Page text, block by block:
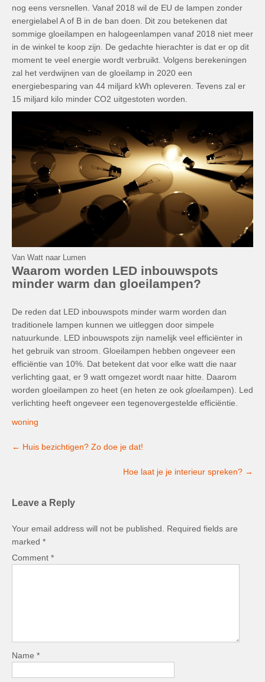
nog eens versnellen. Vanaf 2018 wil de EU de lampen zonder
energielabel A of B in de ban doen. Dit zou betekenen dat
sommige gloeilampen en halogeenlampen vanaf 2018 niet meer
in de winkel te koop zijn. De gedachte hierachter is dat er op dit
moment te veel energie wordt verbruikt. Volgens berekeningen
zal het verdwijnen van de gloeilamp in 2020 een
energiebesparing van 44 miljard kWh opleveren. Tevens zal er
15 miljard kilo minder CO2 uitgestoten worden.
Van Watt naar Lumen
Waarom worden LED inbouwspots
minder warm dan gloeilampen?
De reden dat LED inbouwspots minder warm worden dan
traditionele lampen kunnen we uitleggen door simpele
natuurkunde. LED inbouwspots zijn namelijk veel efficiënter in
het gebruik van stroom. Gloeilampen hebben ongeveer een
efficiëntie van 10%. Dat betekent dat voor elke watt die naar
verlichting gaat, er 9 watt omgezet wordt naar hitte. Daarom
worden gloeilampen zo heet (en heten ze ook gloeilampen). Led
verlichting heeft ongeveer een tegenovergestelde efficiëntie.
woning
navigation
← Huis bezichtigen? Zo doe je dat!
Hoe laat je je interieur spreken? →
Leave a Reply
Your email address will not be published.
Required fields are
marked *
Comment *
Name *